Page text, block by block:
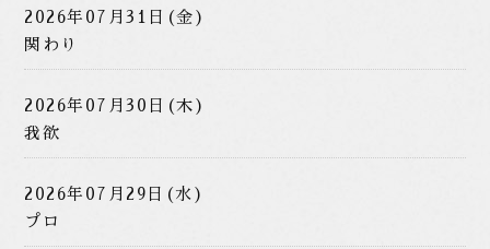
2026年07月31日(金)
関わり
2026年07月30日(木)
我欲
2026年07月29日(水)
プロ